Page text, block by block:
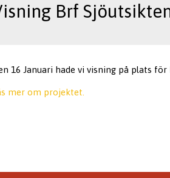
Brf
16 Januari hade vi visning på plats för
mer om projektet.